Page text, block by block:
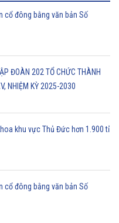
cổ đông bằng văn bản Số
ĐOÀN 202 TỔ CHỨC THÀNH
NHIỆM KỲ 2025-2030
khu vực Thủ Đức hơn 1.900 tỉ
cổ đông bằng văn bản Số